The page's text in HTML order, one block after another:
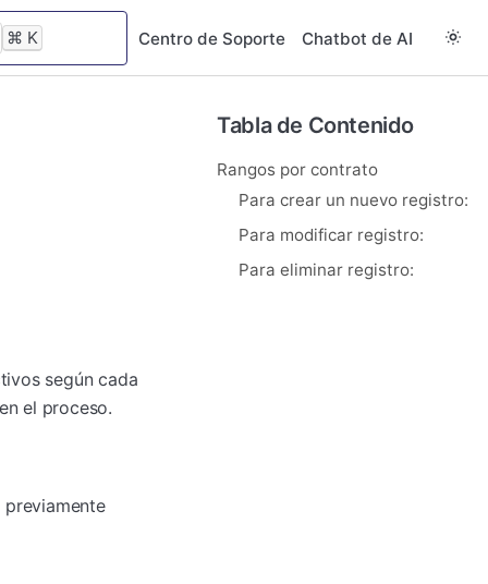
⌘ K Centro de Soporte Chatbot de AI
Tabla de Contenido
Rangos por contrato
Para crear un nuevo registro:
Para modificar registro:
Para eliminar registro:
según cada
el proceso.
previamente